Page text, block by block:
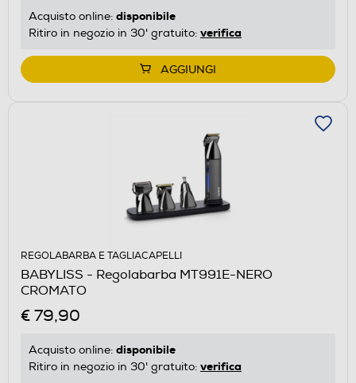
Acquisto online: disponibile
Ritiro in negozio in 30' gratuito: verifica
AGGIUNGI
REGOLABARBA E TAGLIACAPELLI
BABYLISS - Regolabarba MT991E-NERO
CROMATO
€ 79,90
Acquisto online: disponibile
Ritiro in negozio in 30' gratuito: verifica